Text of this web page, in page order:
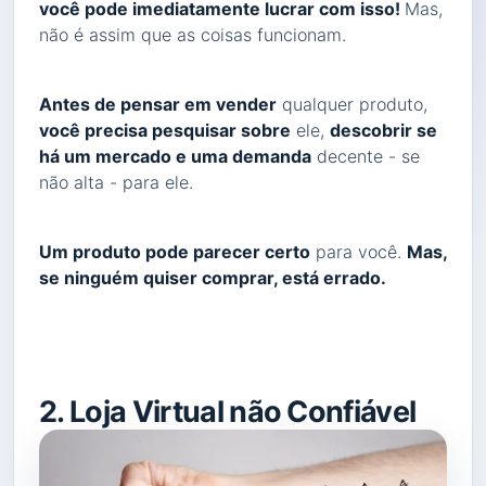
você pode imediatamente lucrar com isso! Mas,
não é assim que as coisas funcionam.
Antes de pensar em vender qualquer produto,
você precisa pesquisar sobre ele, descobrir se
há um mercado e uma demanda decente - se
não alta - para ele.
Um produto pode parecer certo para você. Mas,
se ninguém quiser comprar, está errado.
2. Loja Virtual não Confiável